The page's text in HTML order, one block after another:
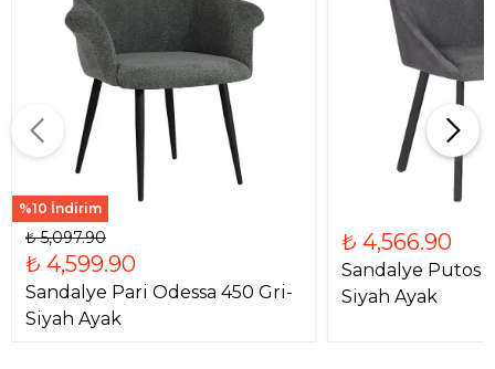
%10 İndirim
₺ 5,097.90
₺ 4,599.90
Sandalye Pari Odessa 450 Gri-
Siyah Ayak
₺ 4,566.90
Sandalye Putos
Siyah Ayak